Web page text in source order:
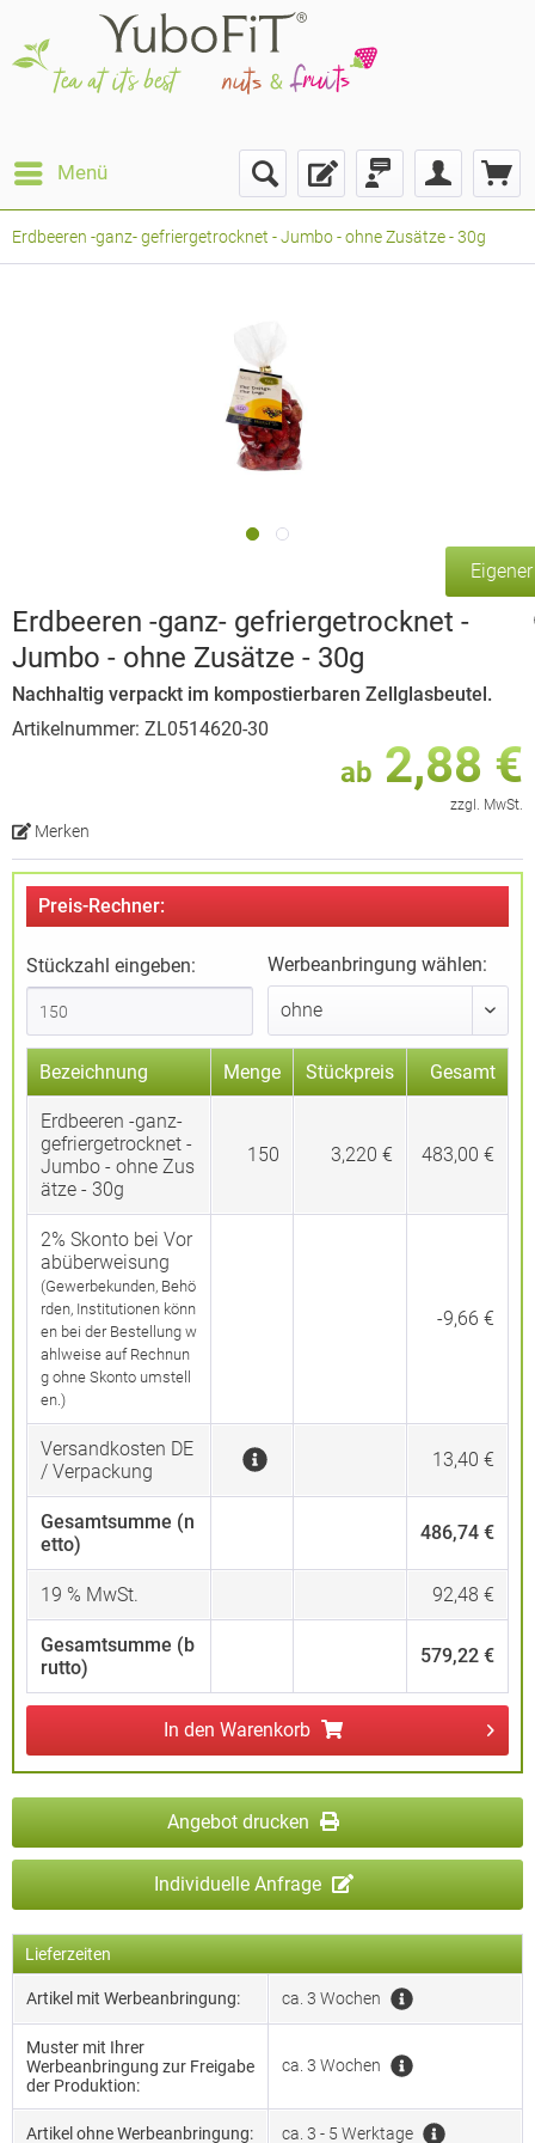
Menü
Erdbeeren -ganz- gefriergetrocknet - Jumbo - ohne Zusätze - 30g
Erdbeeren -ganz- gefriergetrocknet -
Jumbo - ohne Zusätze - 30g
Nachhaltig verpackt im kompostierbaren Zellglasbeutel.
Artikelnummer: ZL0514620-30
ab 2,88 €
zzgl. MwSt.
Merken
Preis-Rechner:
Stückzahl eingeben: Werbeanbringung wählen:
Bezeichnung Menge Stückpreis Gesamt
Erdbeeren -ganz-
gefriergetrocknet -
Jumbo - ohne Zus
ätze - 30g
150 3,220 € 483,00 €
2% Skonto bei Vor
abüberweisung
(Gewerbekunden, Behö
rden, Institutionen könn
en bei der Bestellung w
ahlweise auf Rechnun
g ohne Skonto umstell
en.)
-9,66 €
Versandkosten DE
/ Verpackung
13,40 €
Gesamtsumme (n
etto)
486,74 €
19 % MwSt. 92,48 €
Gesamtsumme (b
rutto)
579,22 €
In den Warenkorb
Angebot drucken
Individuelle Anfrage
Lieferzeiten
Artikel mit Werbeanbringung: ca. 3 Wochen
Muster mit Ihrer
Werbeanbringung zur Freigabe
der Produktion:
ca. 3 Wochen
Artikel ohne Werbeanbringung: ca. 3 - 5 Werktage